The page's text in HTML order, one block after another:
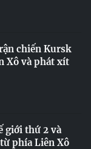
chiến Kursk
Xô và phát xít
giới thứ 2 và
phía Liên Xô